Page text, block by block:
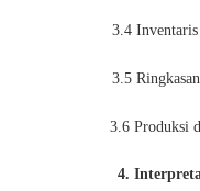
3.4 Inventaris
3.5
3.6 Produksi
4.